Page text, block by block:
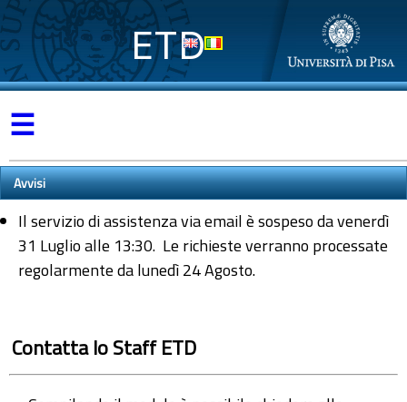
ETD
☰
Avvisi
Il servizio di assistenza via email è sospeso da venerdì
31 Luglio alle 13:30. Le richieste verranno processate
regolarmente da lunedì 24 Agosto.
Contatta lo Staff ETD